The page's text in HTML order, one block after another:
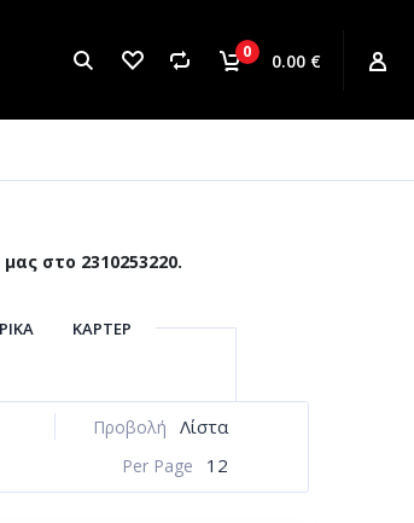
0 0.00 €
στο 2310253220.
ΚΆΡΤΕΡ
ΣΤΡΌΦΑΛΟΣ
ΦΡΈΝΑ
Προβολή Λίστα
Per Page 12